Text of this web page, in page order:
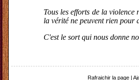
Tous les efforts de la
la vérité ne peuvent rien pour
C'est le sort qui nous donne
Rafraichir la page